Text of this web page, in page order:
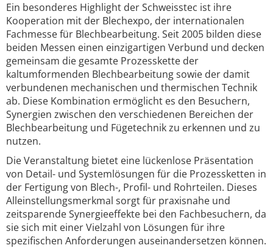
Ein besonderes Highlight der Schweisstec ist ihre
Kooperation mit der Blechexpo, der internationalen
Fachmesse für Blechbearbeitung. Seit 2005 bilden diese
beiden Messen einen einzigartigen Verbund und decken
gemeinsam die gesamte Prozesskette der
kaltumformenden Blechbearbeitung sowie der damit
verbundenen mechanischen und thermischen Technik
ab. Diese Kombination ermöglicht es den Besuchern,
Synergien zwischen den verschiedenen Bereichen der
Blechbearbeitung und Fügetechnik zu erkennen und zu
nutzen.
Die Veranstaltung bietet eine lückenlose Präsentation
von Detail- und Systemlösungen für die Prozessketten in
der Fertigung von Blech-, Profil- und Rohrteilen. Dieses
Alleinstellungsmerkmal sorgt für praxisnahe und
zeitsparende Synergieeffekte bei den Fachbesuchern, da
sie sich mit einer Vielzahl von Lösungen für ihre
spezifischen Anforderungen auseinandersetzen können.